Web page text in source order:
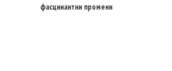
фасцинантни промени